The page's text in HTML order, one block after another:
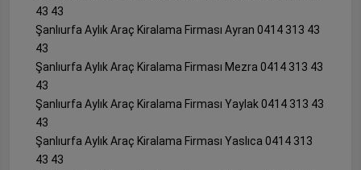
43 43
Şanlıurfa Aylık Araç Kiralama Firması Ayran 0414 313 43
43
Şanlıurfa Aylık Araç Kiralama Firması Mezra 0414 313 43
43
Şanlıurfa Aylık Araç Kiralama Firması Yaylak 0414 313 43
43
Şanlıurfa Aylık Araç Kiralama Firması Yaslıca 0414 313
43 43